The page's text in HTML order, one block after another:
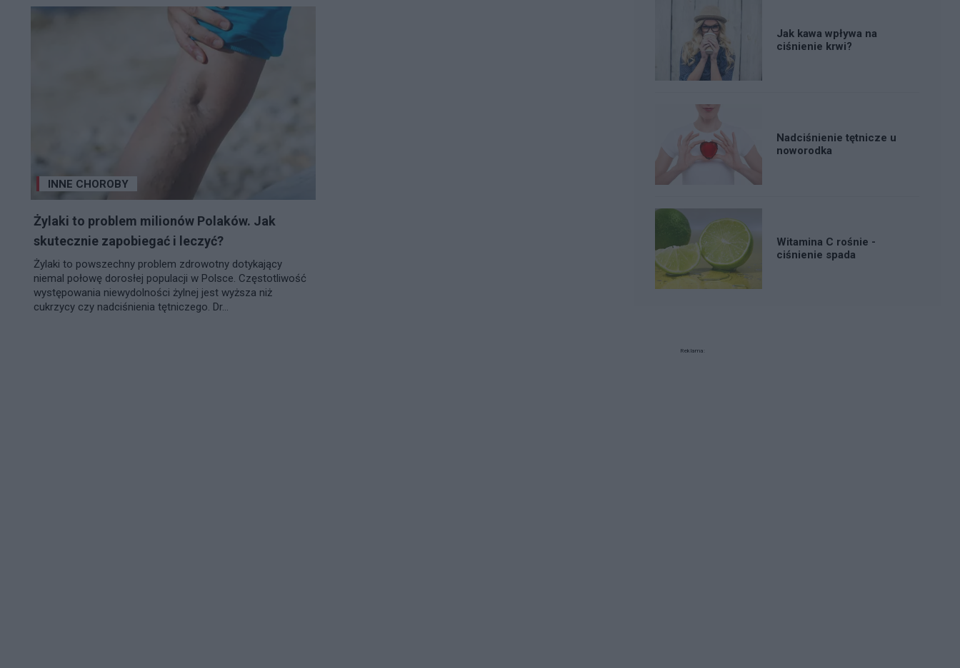
INNE CHOROBY
Żylaki to problem milionów Polaków. Jak
skutecznie zapobiegać i leczyć?
Żylaki to powszechny problem zdrowotny dotykający
niemal połowę dorosłej populacji w Polsce. Częstotliwość
występowania niewydolności żylnej jest wyższa niż
cukrzycy czy nadciśnienia tętniczego. Dr...
Jak kawa wpływa na
ciśnienie krwi?
Nadciśnienie tętnicze u
noworodka
Witamina C rośnie -
ciśnienie spada
Reklama: